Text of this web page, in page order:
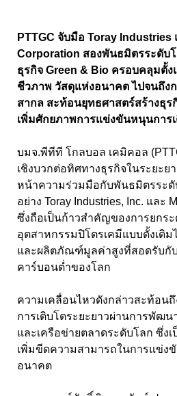
PTTGC จับมือ Toray Industries
Corporation สองพันธมิตรระดับ
ธุรกิจ Green & Bio ครอบคลุมตั้
ชีวภาพ วัสดุแห่งอนาคต ไปจนถึง
สากล สะท้อนยุทธศาสตร์สร้างธุ
เพิ่มศักยภาพการแข่งขันหนุนการ
บมจ.พีทีที โกลบอล เคมิคอล
เชิงบวกต่อทิศทางธุรกิจในระยะย
หน้าความร่วมมือกับพันธมิตรระ
อย่าง Toray Industries, Inc. และ
ซึ่งถือเป็นก้าวสำคัญของการยกร
อุตสาหกรรมปิโตรเคมีแบบดั้งเดิม
และผลิตภัณฑ์มูลค่าสูงที่สอดรับกั
คาร์บอนต่ำของโลก
ความเคลื่อนไหวดังกล่าวสะท้อน
การเติบโตระยะยาวผ่านการพัฒน
และเครือข่ายตลาดระดับโลก ซึ่ง
เพิ่มขีดความสามารถในการแข่ง
อนาคต